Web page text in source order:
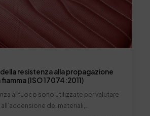
resistenza alla propagazione
(ISO 17074:2011)
al fuoco sono utilizzate per valutare
dei materiali,…